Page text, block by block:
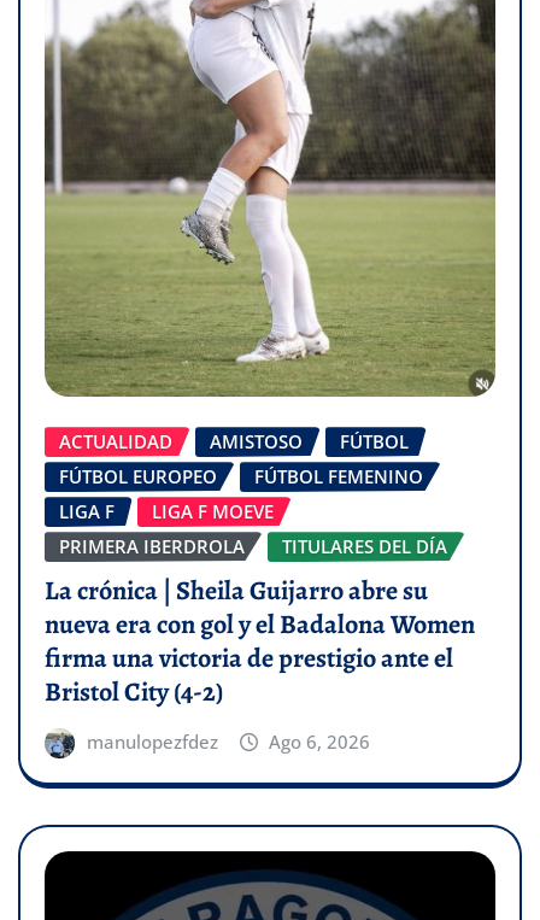
ACTUALIDAD AMISTOSO
FÚTBOL
FÚTBOL EUROPEO
FÚTBOL FEMENINO
LIGA F
LIGA F MOEVE
PRIMERA IBERDROLA
TITULARES DEL DÍA
La crónica | Sheila Guijarro abre su
nueva era con gol y el Badalona Women
firma una victoria de prestigio ante el
Bristol City (4-2)
manulopezfdez Ago 6, 2026